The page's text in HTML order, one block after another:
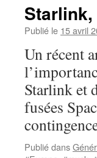
Publié le 15 avril
Un récent
Starlink et
fusées
Publié dans